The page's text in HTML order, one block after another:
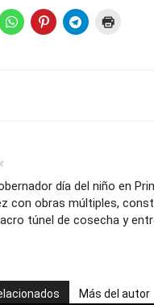
día del niño en
con obras múltiples,
túnel de cosecha y
Más del autor